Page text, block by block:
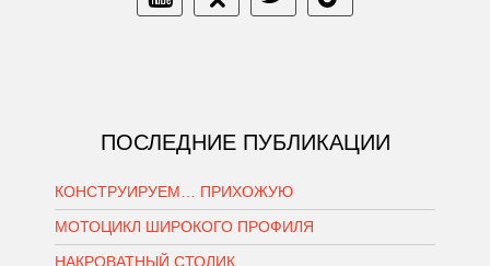
ПОСЛЕДНИЕ ПУБЛИКАЦИИ
КОНСТРУИРУЕМ… ПРИХОЖУЮ
МОТОЦИКЛ ШИРОКОГО ПРОФИЛЯ
НАКРОВАТНЫЙ СТОЛИК